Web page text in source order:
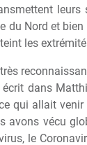
leurs
du Nord et
les
ès
dans
qui allait
avons vécu
le